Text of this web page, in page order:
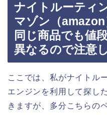
ナイトルーティ
マゾン（amazon
同じ商品でも値
異なるので注意
ここでは、私がナイトル
エンジンを利用して探し
きますが、多分こちらの